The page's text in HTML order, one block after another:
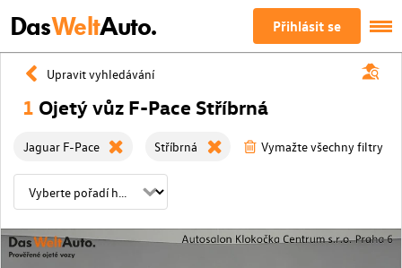
DasWeltAuto. Přihlásit se
Upravit vyhledávání
1 Ojetý vůz F-Pace Stříbrná
Jaguar F-Pace Stříbrná Vymažte všechny filtry